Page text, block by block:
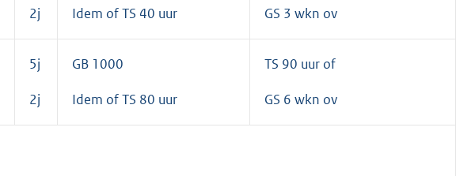
2j Idem of TS 40 uur GS 3 wkn ov
5j
2j
GB 1000
Idem of TS 80 uur
TS 90 uur of
GS 6 wkn ov